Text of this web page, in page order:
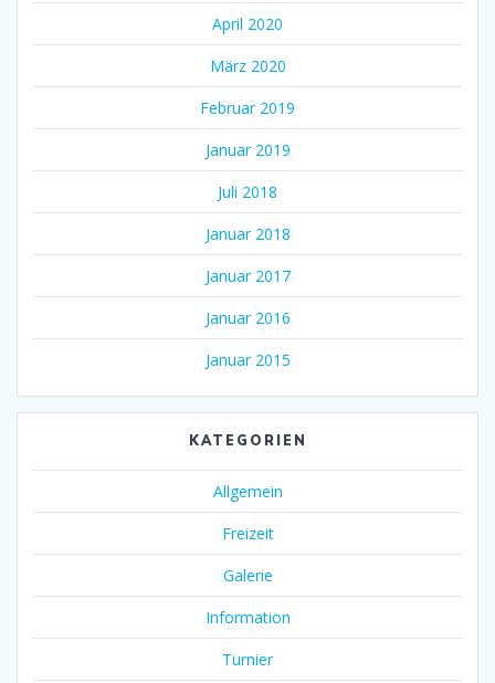
April 2020
März 2020
Februar 2019
Januar 2019
Juli 2018
Januar 2018
Januar 2017
Januar 2016
Januar 2015
KATEGORIEN
Allgemein
Freizeit
Galerie
Information
Turnier